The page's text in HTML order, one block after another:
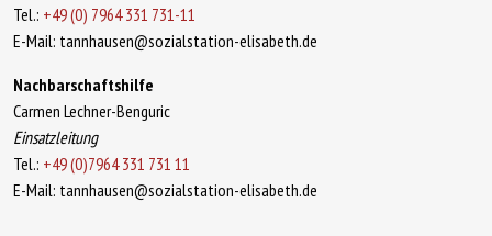
Tel.: +49 (0) 7964 331 731-11
E-Mail: tannhausen@sozialstation-elisabeth.de
Nachbarschaftshilfe
Carmen Lechner-Benguric
Einsatzleitung
Tel.: +49 (0)7964 331 731 11
E-Mail: tannhausen@sozialstation-elisabeth.de